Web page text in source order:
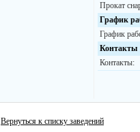
Прокат
График
График
Контакты
Контакты:
Вернуться к списку заведений